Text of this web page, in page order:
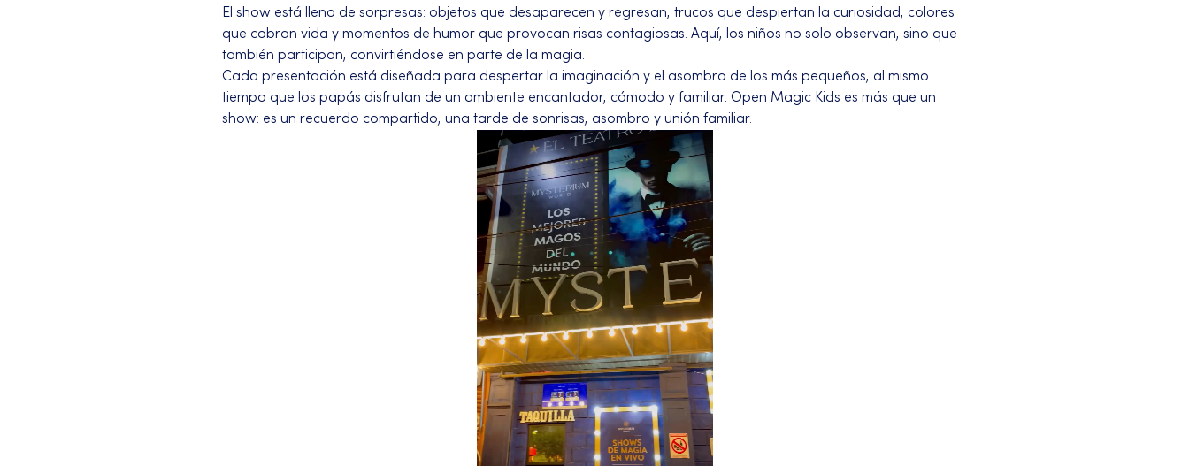
El show está lleno de sorpresas: objetos que desaparecen y regresan, trucos que despiertan la curiosidad, colores
que cobran vida y momentos de humor que provocan risas contagiosas. Aquí, los niños no solo observan, sino que
también participan, convirtiéndose en parte de la magia.
Cada presentación está diseñada para despertar la imaginación y el asombro de los más pequeños, al mismo
tiempo que los papás disfrutan de un ambiente encantador, cómodo y familiar. Open Magic Kids es más que un
show: es un recuerdo compartido, una tarde de sonrisas, asombro y unión familiar.